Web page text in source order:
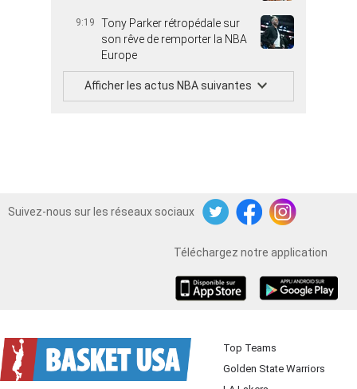
9:19
Tony Parker rétropédale sur
son rêve de remporter la NBA
Europe
Afficher les actus NBA suivantes
Suivez-nous sur les réseaux sociaux
TwitterFacebookInstagram
Téléchargez notre application
Top Teams
Golden State Warriors